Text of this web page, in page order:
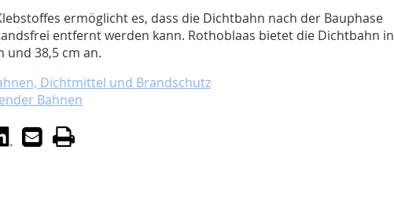
ermöglicht es, dass die Dichtbahn nach der Bauphase
entfernt werden kann. Rothoblaas bietet die Dichtbahn in
und 38,5 cm an.
Dichtmittel und Brandschutz
Bahnen